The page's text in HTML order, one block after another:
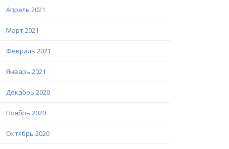
Апрель 2021
Март 2021
Февраль 2021
Январь 2021
Декабрь 2020
Ноябрь 2020
Октябрь 2020